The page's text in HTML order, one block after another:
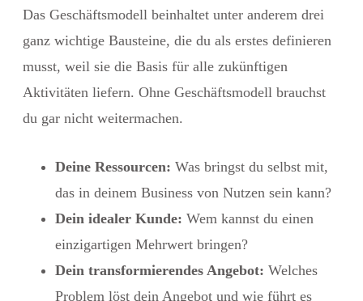
Das Geschäftsmodell beinhaltet unter anderem drei
ganz wichtige Bausteine, die du als erstes definieren
musst, weil sie die Basis für alle zukünftigen
Aktivitäten liefern. Ohne Geschäftsmodell brauchst
du gar nicht weitermachen.
Deine Ressourcen: Was bringst du selbst mit,
das in deinem Business von Nutzen sein kann?
Dein idealer Kunde: Wem kannst du einen
einzigartigen Mehrwert bringen?
Dein transformierendes Angebot: Welches
Problem löst dein Angebot und wie führt es